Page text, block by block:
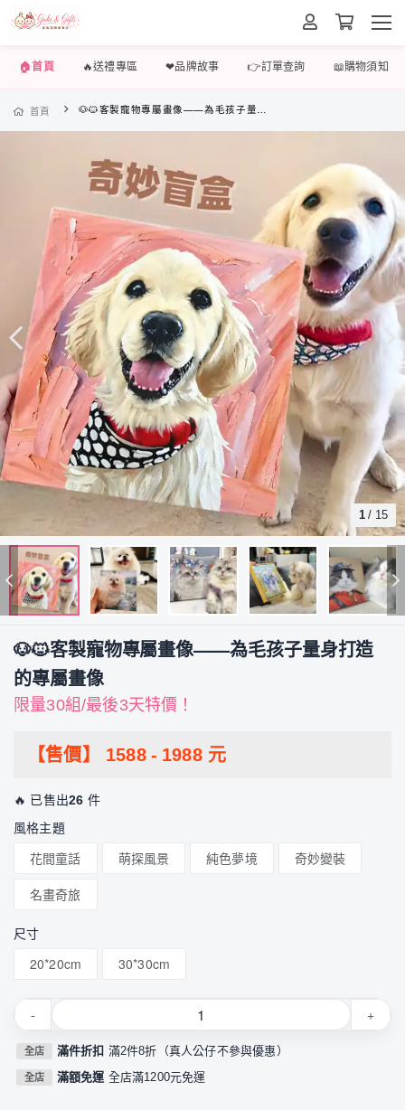
🏠首頁 🔥送禮專區 ❤品牌故事 👉訂單查詢 📖購物須知
首頁 🐶🐱客製寵物專屬畫像——為毛孩子量身打造的專屬畫像
1 / 15
🐶🐱客製寵物專屬畫像——為毛孩子量身打造
的專屬畫像
限量30組/最後3天特價！
【售價】 1588 - 1988元
🔥 已售出26 件
風格主題
花間童話 萌探風景 純色夢境
奇妙變裝
名畫奇旅
尺寸
20*20cm 30*30cm
- +
全店 滿件折扣 滿2件8折（真人公仔不參與優惠）
全店 滿額免運 全店滿1200元免運